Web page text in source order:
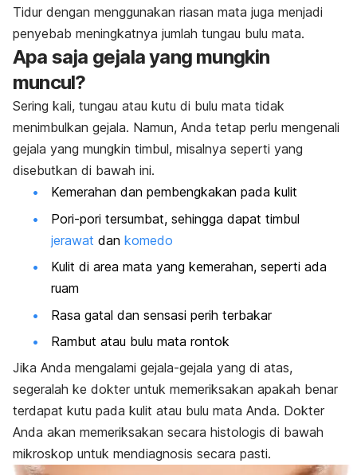
Tidur dengan menggunakan riasan mata juga menjadi
penyebab meningkatnya jumlah tungau bulu mata.
Apa saja gejala yang mungkin
muncul?
Sering kali, tungau atau kutu di bulu mata tidak
menimbulkan gejala. Namun, Anda tetap perlu mengenali
gejala yang mungkin timbul, misalnya seperti yang
disebutkan di bawah ini.
Kemerahan dan pembengkakan pada kulit
Pori-pori tersumbat, sehingga dapat timbul
jerawat dan komedo
Kulit di area mata yang kemerahan, seperti ada
ruam
Rasa gatal dan sensasi perih terbakar
Rambut atau bulu mata rontok
Jika Anda mengalami gejala-gejala yang di atas,
segeralah ke dokter untuk memeriksakan apakah benar
terdapat kutu pada kulit atau bulu mata Anda. Dokter
Anda akan memeriksakan secara histologis di bawah
mikroskop untuk mendiagnosis secara pasti.